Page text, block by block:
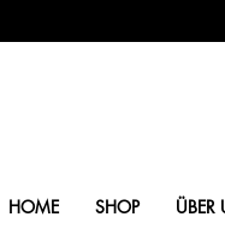
HOME SHOP ÜBER